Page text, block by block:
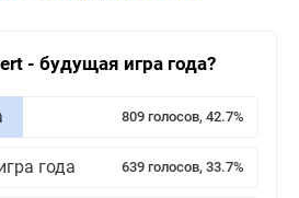
- будущая игра года?
809 голосов, 42.7%
года 639 голосов, 33.7%